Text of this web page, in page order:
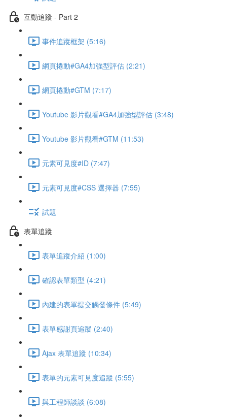
互動追蹤 - Part 2
事件追蹤框架 (5:16)
網頁捲動#GA4加強型評估 (2:21)
網頁捲動#GTM (7:17)
Youtube 影片觀看#GA4加強型評估 (3:48)
Youtube 影片觀看#GTM (11:53)
元素可見度#ID (7:47)
元素可見度#CSS 選擇器 (7:55)
試題
表單追蹤
表單追蹤介紹 (1:00)
確認表單類型 (4:21)
內建的表單提交觸發條件 (5:49)
表單感謝頁追蹤 (2:40)
Ajax 表單追蹤 (10:34)
表單的元素可見度追蹤 (5:55)
與工程師談談 (6:08)